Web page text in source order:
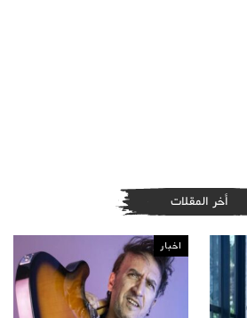
أخر المقلات
اخبار